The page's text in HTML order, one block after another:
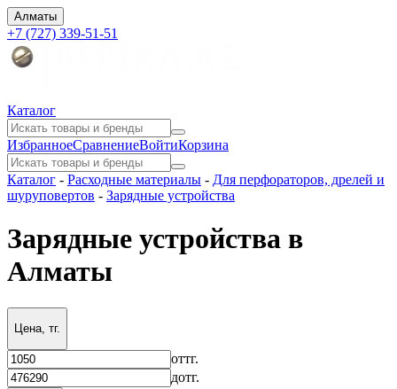
Алматы
+7 (727) 339-51-51
Каталог
ИзбранноеСравнениеВойтиКорзина
Каталог - Расходные материалы - Для перфораторов, дрелей и
шуруповертов - Зарядные устройства
Зарядные устройства в
Алматы
Цена, тг.
оттг.
дотг.